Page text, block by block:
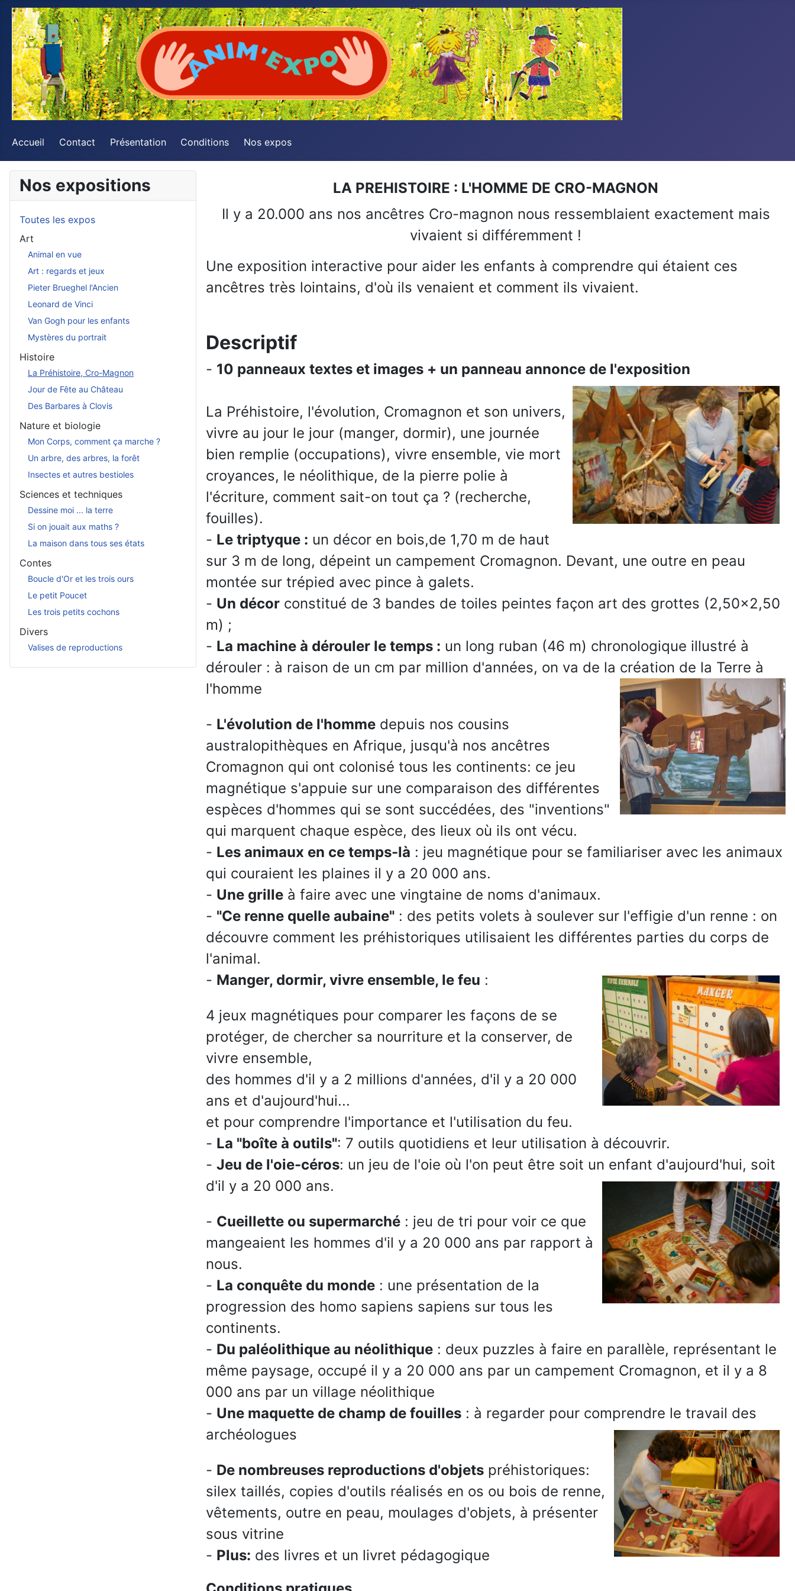
Accueil Contact Présentation Conditions Nos expos
Nos expositions
Toutes les expos
Art
Animal en vue
Art : regards et jeux
Pieter Brueghel l'Ancien
Leonard de Vinci
Van Gogh pour les enfants
Mystères du portrait
Histoire
La Préhistoire, Cro-Magnon
Jour de Fête au Château
Des Barbares à Clovis
Nature et biologie
Mon Corps, comment ça marche ?
Un arbre, des arbres, la forêt
Insectes et autres bestioles
Sciences et techniques
Dessine moi ... la terre
Si on jouait aux maths ?
La maison dans tous ses états
Contes
Boucle d'Or et les trois ours
Le petit Poucet
Les trois petits cochons
Divers
Valises de reproductions
LA PREHISTOIRE : L'HOMME DE CRO-MAGNON
Il y a 20.000 ans nos ancêtres Cro-magnon nous ressemblaient exactement mais
vivaient si différemment !
Une exposition interactive pour aider les enfants à comprendre qui étaient ces
ancêtres très lointains, d'où ils venaient et comment ils vivaient.
Descriptif
- 10 panneaux textes et images + un panneau annonce de l'exposition
La Préhistoire, l'évolution, Cromagnon et son univers,
vivre au jour le jour (manger, dormir), une journée
bien remplie (occupations), vivre ensemble, vie mort
croyances, le néolithique, de la pierre polie à
l'écriture, comment sait-on tout ça ? (recherche,
fouilles).
- Le triptyque : un décor en bois,de 1,70 m de haut
sur 3 m de long, dépeint un campement Cromagnon. Devant, une outre en peau
montée sur trépied avec pince à galets.
- Un décor constitué de 3 bandes de toiles peintes façon art des grottes (2,50x2,50
m) ;
- La machine à dérouler le temps : un long ruban (46 m) chronologique illustré à
dérouler : à raison de un cm par million d'années, on va de la création de la Terre à
l'homme
- L'évolution de l'homme depuis nos cousins
australopithèques en Afrique, jusqu'à nos ancêtres
Cromagnon qui ont colonisé tous les continents: ce jeu
magnétique s'appuie sur une comparaison des différentes
espèces d'hommes qui se sont succédées, des "inventions"
qui marquent chaque espèce, des lieux où ils ont vécu.
- Les animaux en ce temps-là : jeu magnétique pour se familiariser avec les animaux
qui couraient les plaines il y a 20 000 ans.
- Une grille à faire avec une vingtaine de noms d'animaux.
- "Ce renne quelle aubaine" : des petits volets à soulever sur l'effigie d'un renne : on
découvre comment les préhistoriques utilisaient les différentes parties du corps de
l'animal.
- Manger, dormir, vivre ensemble, le feu :
4 jeux magnétiques pour comparer les façons de se
protéger, de chercher sa nourriture et la conserver, de
vivre ensemble,
des hommes d'il y a 2 millions d'années, d'il y a 20 000
ans et d'aujourd'hui...
et pour comprendre l'importance et l'utilisation du feu.
- La "boîte à outils": 7 outils quotidiens et leur utilisation à découvrir.
- Jeu de l'oie-céros: un jeu de l'oie où l'on peut être soit un enfant d'aujourd'hui, soit
d'il y a 20 000 ans.
- Cueillette ou supermarché : jeu de tri pour voir ce que
mangeaient les hommes d'il y a 20 000 ans par rapport à
nous.
- La conquête du monde : une présentation de la
progression des homo sapiens sapiens sur tous les
continents.
- Du paléolithique au néolithique : deux puzzles à faire en parallèle, représentant le
même paysage, occupé il y a 20 000 ans par un campement Cromagnon, et il y a 8
000 ans par un village néolithique
- Une maquette de champ de fouilles : à regarder pour comprendre le travail des
archéologues
- De nombreuses reproductions d'objets préhistoriques:
silex taillés, copies d'outils réalisés en os ou bois de renne,
vêtements, outre en peau, moulages d'objets, à présenter
sous vitrine
- Plus: des livres et un livret pédagogique